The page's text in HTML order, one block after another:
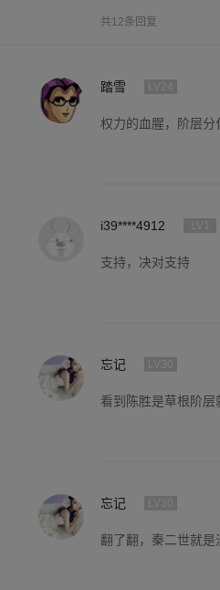
共12条回复
踏雪
权力的血腥，阶层分
i39****4912
支持，决对支持
忘记
看到陈胜是草根阶层
忘记
翻了翻，秦二世就